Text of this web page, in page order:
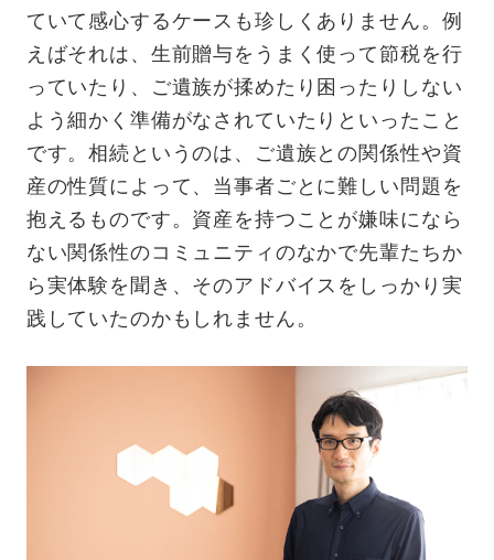
ていて感心するケースも珍しくありません。例
えばそれは、生前贈与をうまく使って節税を行
っていたり、ご遺族が揉めたり困ったりしない
よう細かく準備がなされていたりといったこと
です。相続というのは、ご遺族との関係性や資
産の性質によって、当事者ごとに難しい問題を
抱えるものです。資産を持つことが嫌味になら
ない関係性のコミュニティのなかで先輩たちか
ら実体験を聞き、そのアドバイスをしっかり実
践していたのかもしれません。